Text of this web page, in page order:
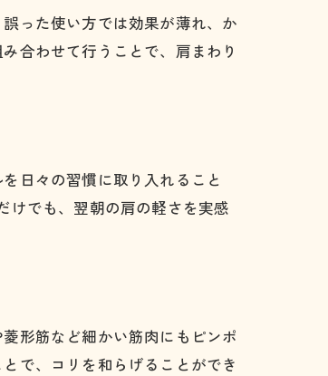
った使い方では効果が薄れ、か
合わせて行うことで、肩まわり
日々の習慣に取り入れること
けでも、翌朝の肩の軽さを実感
形筋など細かい筋肉にもピンポ
で、コリを和らげることができ